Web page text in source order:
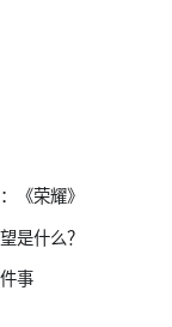
《荣耀》
是什么？
事